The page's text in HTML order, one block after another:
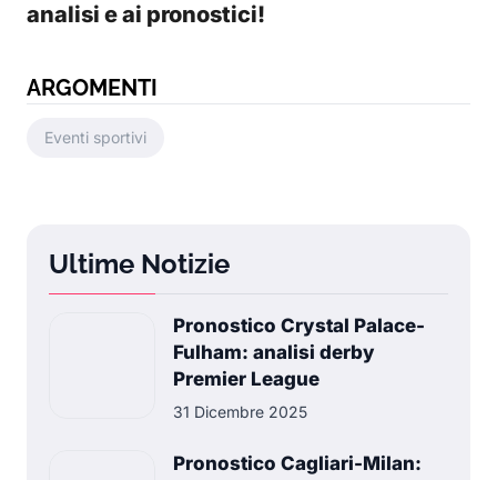
analisi e ai pronostici!
ARGOMENTI
Eventi sportivi
Ultime Notizie
Pronostico Crystal Palace-
Fulham: analisi derby
Premier League
31 Dicembre 2025
Pronostico Cagliari-Milan: